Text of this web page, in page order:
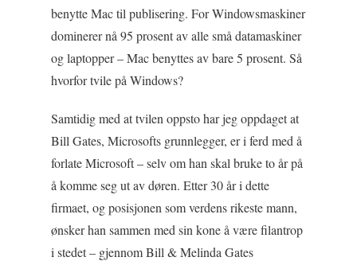
benytte Mac til publisering. For Windowsmaskiner
dominerer nå 95 prosent av alle små datamaskiner
og laptopper – Mac benyttes av bare 5 prosent. Så
hvorfor tvile på Windows?
Samtidig med at tvilen oppsto har jeg oppdaget at
Bill Gates, Microsofts grunnlegger, er i ferd med å
forlate Microsoft – selv om han skal bruke to år på
å komme seg ut av døren. Etter 30 år i dette
firmaet, og posisjonen som verdens rikeste mann,
ønsker han sammen med sin kone å være filantrop
i stedet – gjennom Bill & Melinda Gates